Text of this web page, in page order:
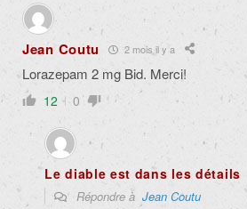
Jean Coutu 2 mois il y a
Lorazepam 2 mg Bid. Merci!
12 0
Le diable est dans les détails
Répondre à Jean Coutu